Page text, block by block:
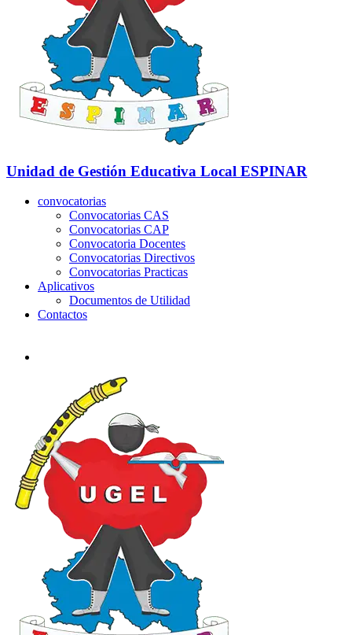
Unidad de Gestión Educativa Local ESPINAR
convocatorias
Convocatorias CAS
Convocatorias CAP
Convocatoria Docentes
Convocatorias Directivos
Convocatorias Practicas
Aplicativos
Documentos de Utilidad
Contactos